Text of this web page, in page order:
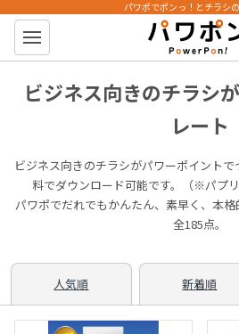
パワポン
パワポでポンっ！とチラシ
ビジネス向きのチラシ
レート
ビジネス向きのチラシがパワーポイント
料でダウンロード可能です。（※パプ
パワポでだれでもかんたん、素早く、本格
全185点。
人気順 新着順